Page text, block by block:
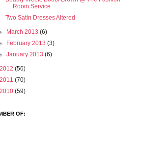
Room Service
Two Satin Dresses Altered
March 2013(6)
February 2013(3)
January 2013(6)
2012 (56)
2011 (70)
2010 (59)
OF: